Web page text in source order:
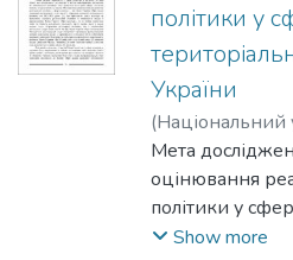
політики у
України
(Національний
Могилянська
Маркосян,
Мета
оцінювання
політики у
Show more